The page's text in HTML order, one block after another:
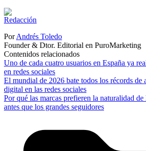
PorAndrés Toledo
Founder & Dtor. Editorial en PuroMarketing
Contenidos relacionados
Uno de cada cuatro usuarios en España ya
en redes sociales
El mundial de 2026 bate todos los récords de
digital en las redes sociales
Por qué las marcas prefieren la naturalidad
antes que los grandes seguidores